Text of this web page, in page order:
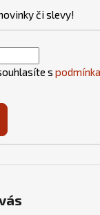
či slevy!
s